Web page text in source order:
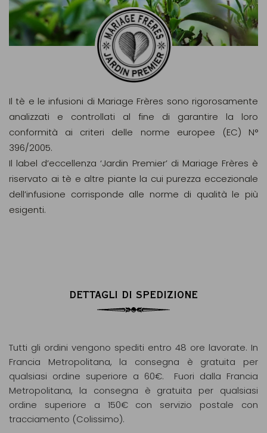
Il tè e le infusioni di Mariage Frères sono rigorosamente
analizzati e controllati al fine di garantire la loro
conformità ai criteri delle norme europee (EC) N°
396/2005.
Il label d’eccellenza ‘Jardin Premier’ di Mariage Frères è
riservato ai tè e altre piante la cui purezza eccezionale
dell’infusione corrisponde alle norme di qualità le più
esigenti.
DETTAGLI DI SPEDIZIONE
Tutti gli ordini vengono spediti entro 48 ore lavorate. In
Francia Metropolitana, la consegna è gratuita per
qualsiasi ordine superiore a 60€. Fuori dalla Francia
Metropolitana, la consegna è gratuita per qualsiasi
ordine superiore a 150€ con servizio postale con
tracciamento (Colissimo).